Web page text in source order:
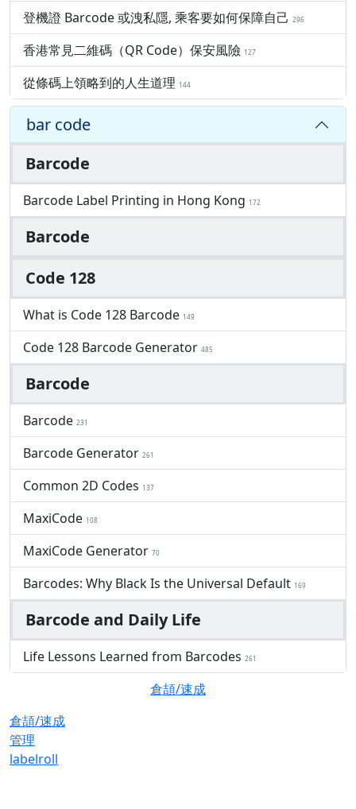
登機證 Barcode 或洩私隱, 乘客要如何保障自己 296
香港常見二維碼（QR Code）保安風險 127
從條碼上領略到的人生道理 144
bar code
Barcode
Barcode Label Printing in Hong Kong 172
Barcode
Code 128
What is Code 128 Barcode 149
Code 128 Barcode Generator 485
Barcode
Barcode 231
Barcode Generator 261
Common 2D Codes 137
MaxiCode 108
MaxiCode Generator 70
Barcodes: Why Black Is the Universal Default 169
Barcode and Daily Life
Life Lessons Learned from Barcodes 261
倉頡/速成
倉頡/速成
管理
labelroll